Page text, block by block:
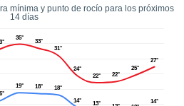
mínima y punto de rocío para los próximos
14 días
35°
33°
31°
24°
22°
22°
25°
27°
19° 18°
18°
14°
13° 14°